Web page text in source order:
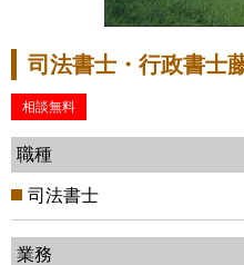
司法書士・行政書士
相談無料
職種
司法書士
業務